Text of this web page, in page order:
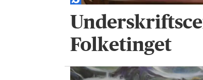
Folketinget